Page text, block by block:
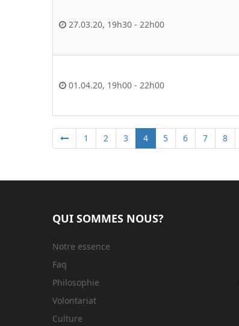
27.03.20, 19h30 - 22h00
01.04.20, 19h00 - 22h00
1 2 3 4 5 6 7 8
QUI SOMMES NOUS?
Notre essence
Faq
Philosophie
Volontariat
Culture